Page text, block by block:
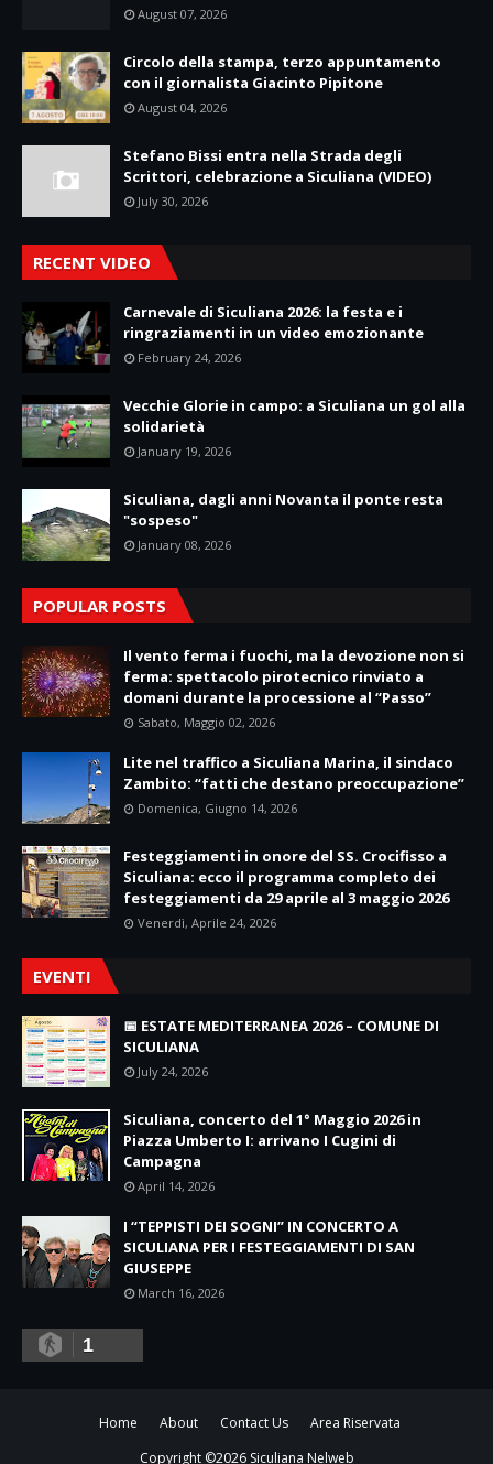
August 07, 2026
Circolo della stampa, terzo appuntamento
con il giornalista Giacinto Pipitone
August 04, 2026
Stefano Bissi entra nella Strada degli
Scrittori, celebrazione a Siculiana (VIDEO)
July 30, 2026
RECENT VIDEO
Carnevale di Siculiana 2026: la festa e i
ringraziamenti in un video emozionante
February 24, 2026
Vecchie Glorie in campo: a Siculiana un gol alla
solidarietà
January 19, 2026
Siculiana, dagli anni Novanta il ponte resta
"sospeso"
January 08, 2026
POPULAR POSTS
Il vento ferma i fuochi, ma la devozione non si
ferma: spettacolo pirotecnico rinviato a
domani durante la processione al “Passo”
Sabato, Maggio 02, 2026
Lite nel traffico a Siculiana Marina, il sindaco
Zambito: “fatti che destano preoccupazione”
Domenica, Giugno 14, 2026
Festeggiamenti in onore del SS. Crocifisso a
Siculiana: ecco il programma completo dei
festeggiamenti da 29 aprile al 3 maggio 2026
Venerdì, Aprile 24, 2026
EVENTI
📅 ESTATE MEDITERRANEA 2026 – COMUNE DI
SICULIANA
July 24, 2026
Siculiana, concerto del 1° Maggio 2026 in
Piazza Umberto I: arrivano I Cugini di
Campagna
April 14, 2026
I “TEPPISTI DEI SOGNI” IN CONCERTO A
SICULIANA PER I FESTEGGIAMENTI DI SAN
GIUSEPPE
March 16, 2026
1
Home About Contact Us
Area Riservata
Copyright ©2026 Siculiana Nelweb